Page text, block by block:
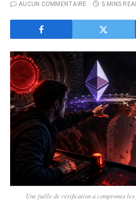
AUCUN COMMENTAIRE
5 MINS
Une faille de vérification a compromis les